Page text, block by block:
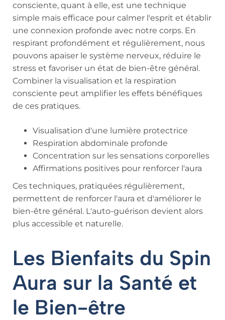
consciente, quant à elle, est une technique
simple mais efficace pour calmer l'esprit et établir
une connexion profonde avec notre corps. En
respirant profondément et régulièrement, nous
pouvons apaiser le système nerveux, réduire le
stress et favoriser un état de bien-être général.
Combiner la visualisation et la respiration
consciente peut amplifier les effets bénéfiques
de ces pratiques.
Visualisation d'une lumière protectrice
Respiration abdominale profonde
Concentration sur les sensations corporelles
Affirmations positives pour renforcer l'aura
Ces techniques, pratiquées régulièrement,
permettent de renforcer l'aura et d'améliorer le
bien-être général. L'auto-guérison devient alors
plus accessible et naturelle.
Les Bienfaits du Spin
Aura sur la Santé et
le Bien-être